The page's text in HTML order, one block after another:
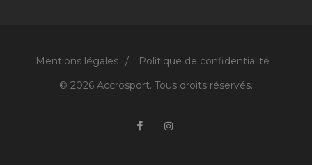
Mentions légales /
Politique de confidentialité
© 2026 Accrosport. Tous droits réservés.